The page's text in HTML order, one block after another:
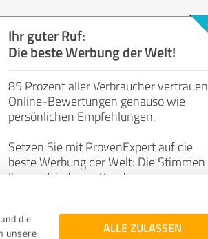
die
unsere
ALLE ZULASSEN
Ihr guter Ruf:
Die beste Werbung der Welt!
85 Prozent aller Verbraucher vertrauen
Online-Bewertungen genauso wie
persönlichen Empfehlungen.
Setzen Sie mit ProvenExpert auf die
beste Werbung der Welt: Die Stimmen
Ihrer zufriedenen Kunden.
Jetzt kostenlos starten